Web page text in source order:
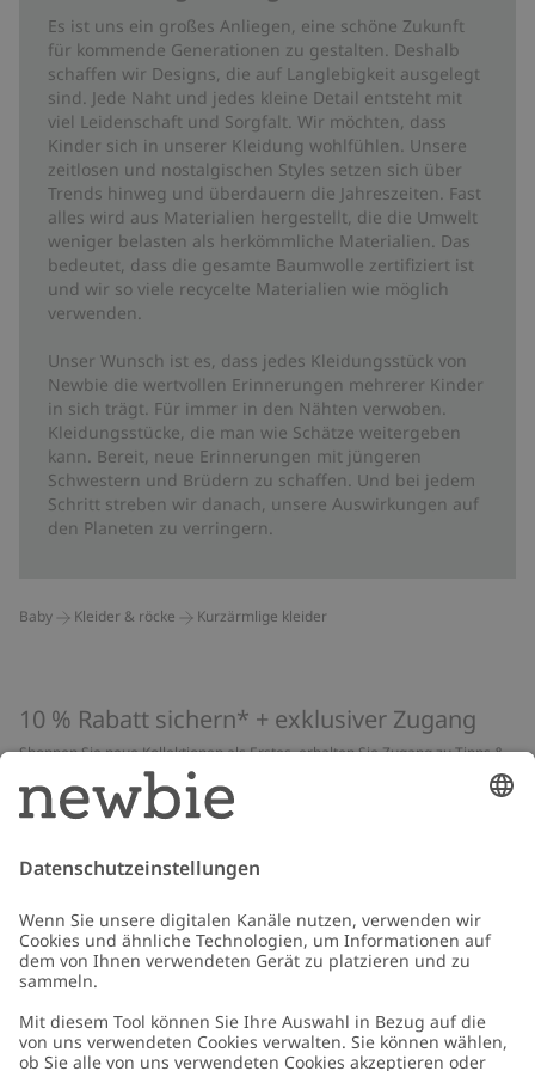
Es ist uns ein großes Anliegen, eine schöne Zukunft
für kommende Generationen zu gestalten. Deshalb
schaffen wir Designs, die auf Langlebigkeit ausgelegt
sind. Jede Naht und jedes kleine Detail entsteht mit
viel Leidenschaft und Sorgfalt. Wir möchten, dass
Kinder sich in unserer Kleidung wohlfühlen. Unsere
zeitlosen und nostalgischen Styles setzen sich über
Trends hinweg und überdauern die Jahreszeiten. Fast
alles wird aus Materialien hergestellt, die die Umwelt
weniger belasten als herkömmliche Materialien. Das
bedeutet, dass die gesamte Baumwolle zertifiziert ist
und wir so viele recycelte Materialien wie möglich
verwenden.
Unser Wunsch ist es, dass jedes Kleidungsstück von
Newbie die wertvollen Erinnerungen mehrerer Kinder
in sich trägt. Für immer in den Nähten verwoben.
Kleidungsstücke, die man wie Schätze weitergeben
kann. Bereit, neue Erinnerungen mit jüngeren
Schwestern und Brüdern zu schaffen. Und bei jedem
Schritt streben wir danach, unsere Auswirkungen auf
den Planeten zu verringern.
Baby Kleider & röcke Kurzärmlige kleider
10 % Rabatt sichern* + exklusiver Zugang
Shoppen Sie neue Kollektionen als Erstes, erhalten Sie Zugang zu Tipps &
Guides und profitieren Sie von exklusiven Angeboten
*Gilt nur für deine erste Bestellung und ist nicht mit anderen Rabatten
oder Angeboten kombinierbar. Gilt nicht für limitierte Artikel. Lies unsere
Schicken